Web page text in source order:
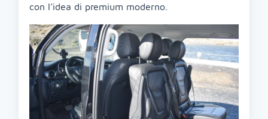
con l’idea di premium moderno.